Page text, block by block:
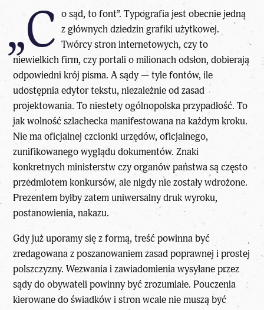
„C o sąd, to font”. Typografia jest obecnie jedną
z głównych dziedzin grafiki użytkowej.
Twórcy stron internetowych, czy to
niewielkich firm, czy portali o milionach odsłon, dobierają
odpowiedni krój pisma. A sądy — tyle fontów, ile
udostępnia edytor tekstu, niezależnie od zasad
projektowania. To niestety ogólnopolska przypadłość. To
jak wolność szlachecka manifestowana na każdym kroku.
Nie ma oficjalnej czcionki urzędów, oficjalnego,
zunifikowanego wyglądu dokumentów. Znaki
konkretnych ministerstw czy organów państwa są często
przedmiotem konkursów, ale nigdy nie zostały wdrożone.
Prezentem byłby zatem uniwersalny druk wyroku,
postanowienia, nakazu.
Gdy już uporamy się z formą, treść powinna być
zredagowana z poszanowaniem zasad poprawnej i prostej
polszczyzny. Wezwania i zawiadomienia wysyłane przez
sądy do obywateli powinny być zrozumiałe. Pouczenia
kierowane do świadków i stron wcale nie muszą być